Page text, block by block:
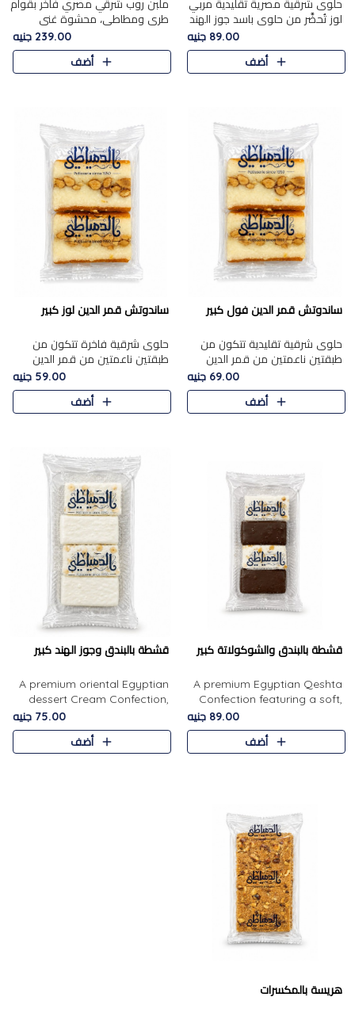
حلوى شرقية مصرية تقليدية مربي
لوز تُحضَّر من حلوى باسد جوز الهند
بقوام طري ومذاق غني، وتُزين
وتغطاه بقطع اللوز الفاخر التي
تضيف لمسة مميزة م..
89.00 جنيه
أضف
ملبن روب شرقي مصري فاخر بقوام
طري ومطاطي، محشوة غني
بسخاء بقطع عين الجمل واللوز
الفاخر التي تضيف قرمشة مميزة
ومرضية ونكهة ناتي غنية في كل
239.00 جنيه
أضف
ساندوتش قمر الدين فول كبير
حلوى شرقية تقليدية تتكون من
طبقتين ناعمتين من قمر الدين
الفاخر، تتوسطهما حشوة غنية من
الفول السوداني المحمص، لتجمع
بين حلاوة المشمش الطبيعية..
69.00 جنيه
أضف
ساندوتش قمر الدين لوز كبير
حلوى شرقية فاخرة تتكون من
طبقتين ناعمتين من قمر الدين
الفاخر، تتوسطهما حشوة غنية من
اللوز المحمص لتمنح مزيجًا متوازنًا
من النعومة والقرمشة. ..
59.00 جنيه
أضف
قشطة بالبندق والشوكولاتة كبير
A premium Egyptian Qeshta
Confection featuring a soft,
creamy texture paired with a
rich layer of premium
chocolate and the distinctive
89.00 جنيه
أضف
قشطة بالبندق وجوز الهند كبير
A premium oriental Egyptian
dessert Cream Confection,
featuring a soft, creamy
texture and the distinctive
flavor of roasted hazelnuts.
75.00 جنيه
أضف
هريسة بالمكسرات